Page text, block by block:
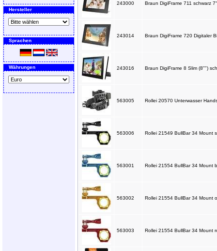
Hersteller
Sprachen
Währungen
243000 Braun DigiFrame 711 schwarz
243014 Braun DigiFrame 720 Digitaler
243016 Braun DigiFrame 8 Slim (8"")
563005 Rollei 20570 Unterwasser
563006 Rollei 21549 BullBar 34 Mount
563001 Rollei 21554 BullBar 34 Mount
563002 Rollei 21554 BullBar 34 Mount
563003 Rollei 21554 BullBar 34 Mount